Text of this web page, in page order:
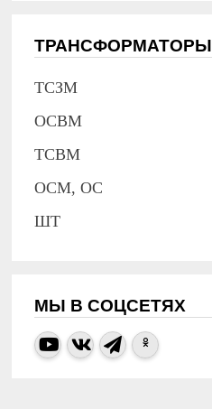
ТРАНСФОРМАТОРЫ
ТСЗМ
ОСВМ
ТСВМ
ОСМ, ОС
ШТ
МЫ В СОЦСЕТЯХ